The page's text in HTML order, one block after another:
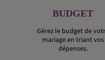
BUDGET
Gérez le budget de
mariage en triant vos
dépenses.